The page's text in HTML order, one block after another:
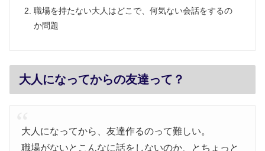
職場を持たない大人はどこで、何気ない会話をするの
か問題
大人になってからの友達って？
大人になってから、友達作るのって難しい。
職場がないとこんなに話をしないのか、とちょっと